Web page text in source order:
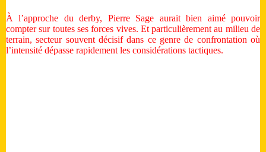
À l’approche du derby, Pierre Sage aurait bien aimé pouvoir
compter sur toutes ses forces vives. Et particulièrement au milieu de
terrain, secteur souvent décisif dans ce genre de confrontation où
l’intensité dépasse rapidement les considérations tactiques.